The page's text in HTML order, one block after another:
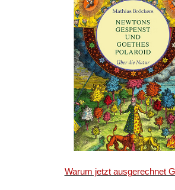
Warum jetzt ausgerechnet